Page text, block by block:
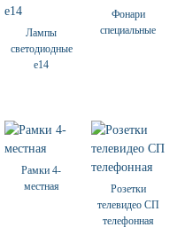
Лампы
светодиодные
е14
Фонари
специальные
Рамки 4-
местная
Розетки
телевидео СП
телефонная